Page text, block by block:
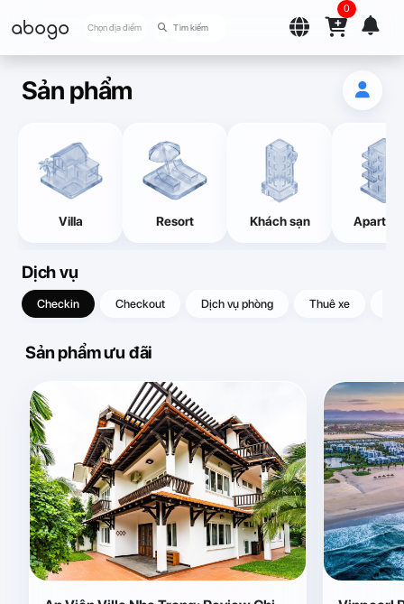
abogo Chọn địa điểm
0
Sản phẩm
Villa Resort Khách sạn
Dịch vụ
Checkin Checkout Dịch vụ phòng Thuê xe
Sản phẩm ưu đãi